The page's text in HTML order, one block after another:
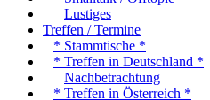
Lustiges
Treffen / Termine
* Stammtische *
* Treffen in Deutschland *
Nachbetrachtung
* Treffen in Österreich *